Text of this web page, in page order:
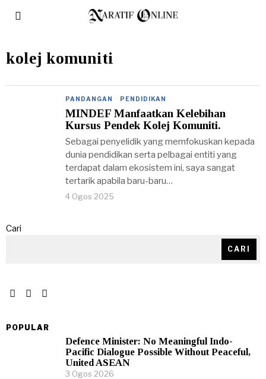
kolej komuniti
PANDANGAN · PENDIDIKAN
MINDEF Manfaatkan Kelebihan
Kursus Pendek Kolej Komuniti.
Sebagai penyelidik yang memfokuskan kepada
dunia pendidikan serta pelbagai entiti yang
terdapat dalam ekosistem ini, saya sangat
tertarik apabila baru-baru…
4 Ogos 2025
Cari
CARI
POPULAR
Defence Minister: No Meaningful Indo-
Pacific Dialogue Possible Without Peaceful,
United ASEAN
3 Ogos 2026